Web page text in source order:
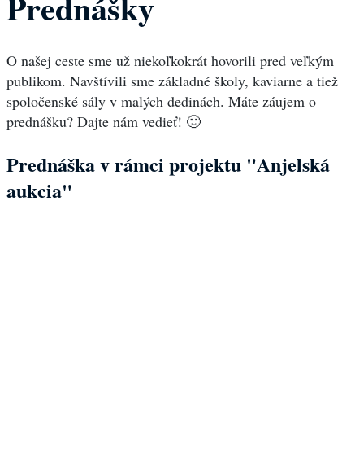
O našej ceste sme už niekoľkokrát hovorili pred veľkým
publikom. Navštívili sme základné školy, kaviarne a tiež
spoločenské sály v malých dedinách. Máte záujem o
prednášku? Dajte nám vedieť! 🙂
Prednáška v rámci projektu "Anjelská
aukcia"